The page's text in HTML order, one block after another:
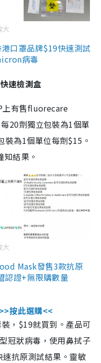
大
口罩品牌$19快速測試
病毒
速檢測盒
上有售fluorecare
20劑獨立包裝為1個單
為1個單位每劑$15。
結果。
大
Mask發售3款抗原
認證+無限購數量
>>按此選購<<
，$19就買到。產品可
冠狀病毒，使用鼻拭子
抗原測試結果。靈敏